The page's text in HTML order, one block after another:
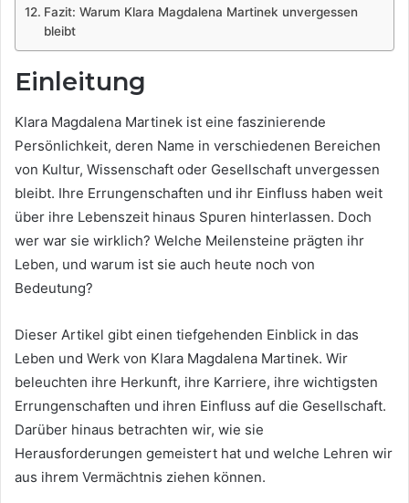
Fazit: Warum Klara Magdalena Martinek unvergessen
bleibt
Einleitung
Klara Magdalena Martinek ist eine faszinierende
Persönlichkeit, deren Name in verschiedenen Bereichen
von Kultur, Wissenschaft oder Gesellschaft unvergessen
bleibt. Ihre Errungenschaften und ihr Einfluss haben weit
über ihre Lebenszeit hinaus Spuren hinterlassen. Doch
wer war sie wirklich? Welche Meilensteine prägten ihr
Leben, und warum ist sie auch heute noch von
Bedeutung?
Dieser Artikel gibt einen tiefgehenden Einblick in das
Leben und Werk von Klara Magdalena Martinek. Wir
beleuchten ihre Herkunft, ihre Karriere, ihre wichtigsten
Errungenschaften und ihren Einfluss auf die Gesellschaft.
Darüber hinaus betrachten wir, wie sie
Herausforderungen gemeistert hat und welche Lehren wir
aus ihrem Vermächtnis ziehen können.